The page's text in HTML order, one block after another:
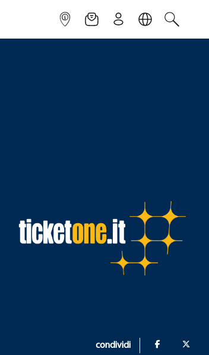
INFOPOINTNEWSLETTER
ISCRIVITILINGUACERCA
condividi